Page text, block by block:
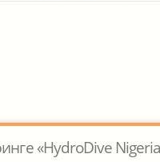
«HydroDive